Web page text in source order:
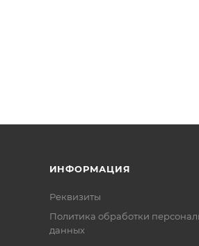
ИНФОРМАЦИЯ
Реквизиты
Политика обработки
данных